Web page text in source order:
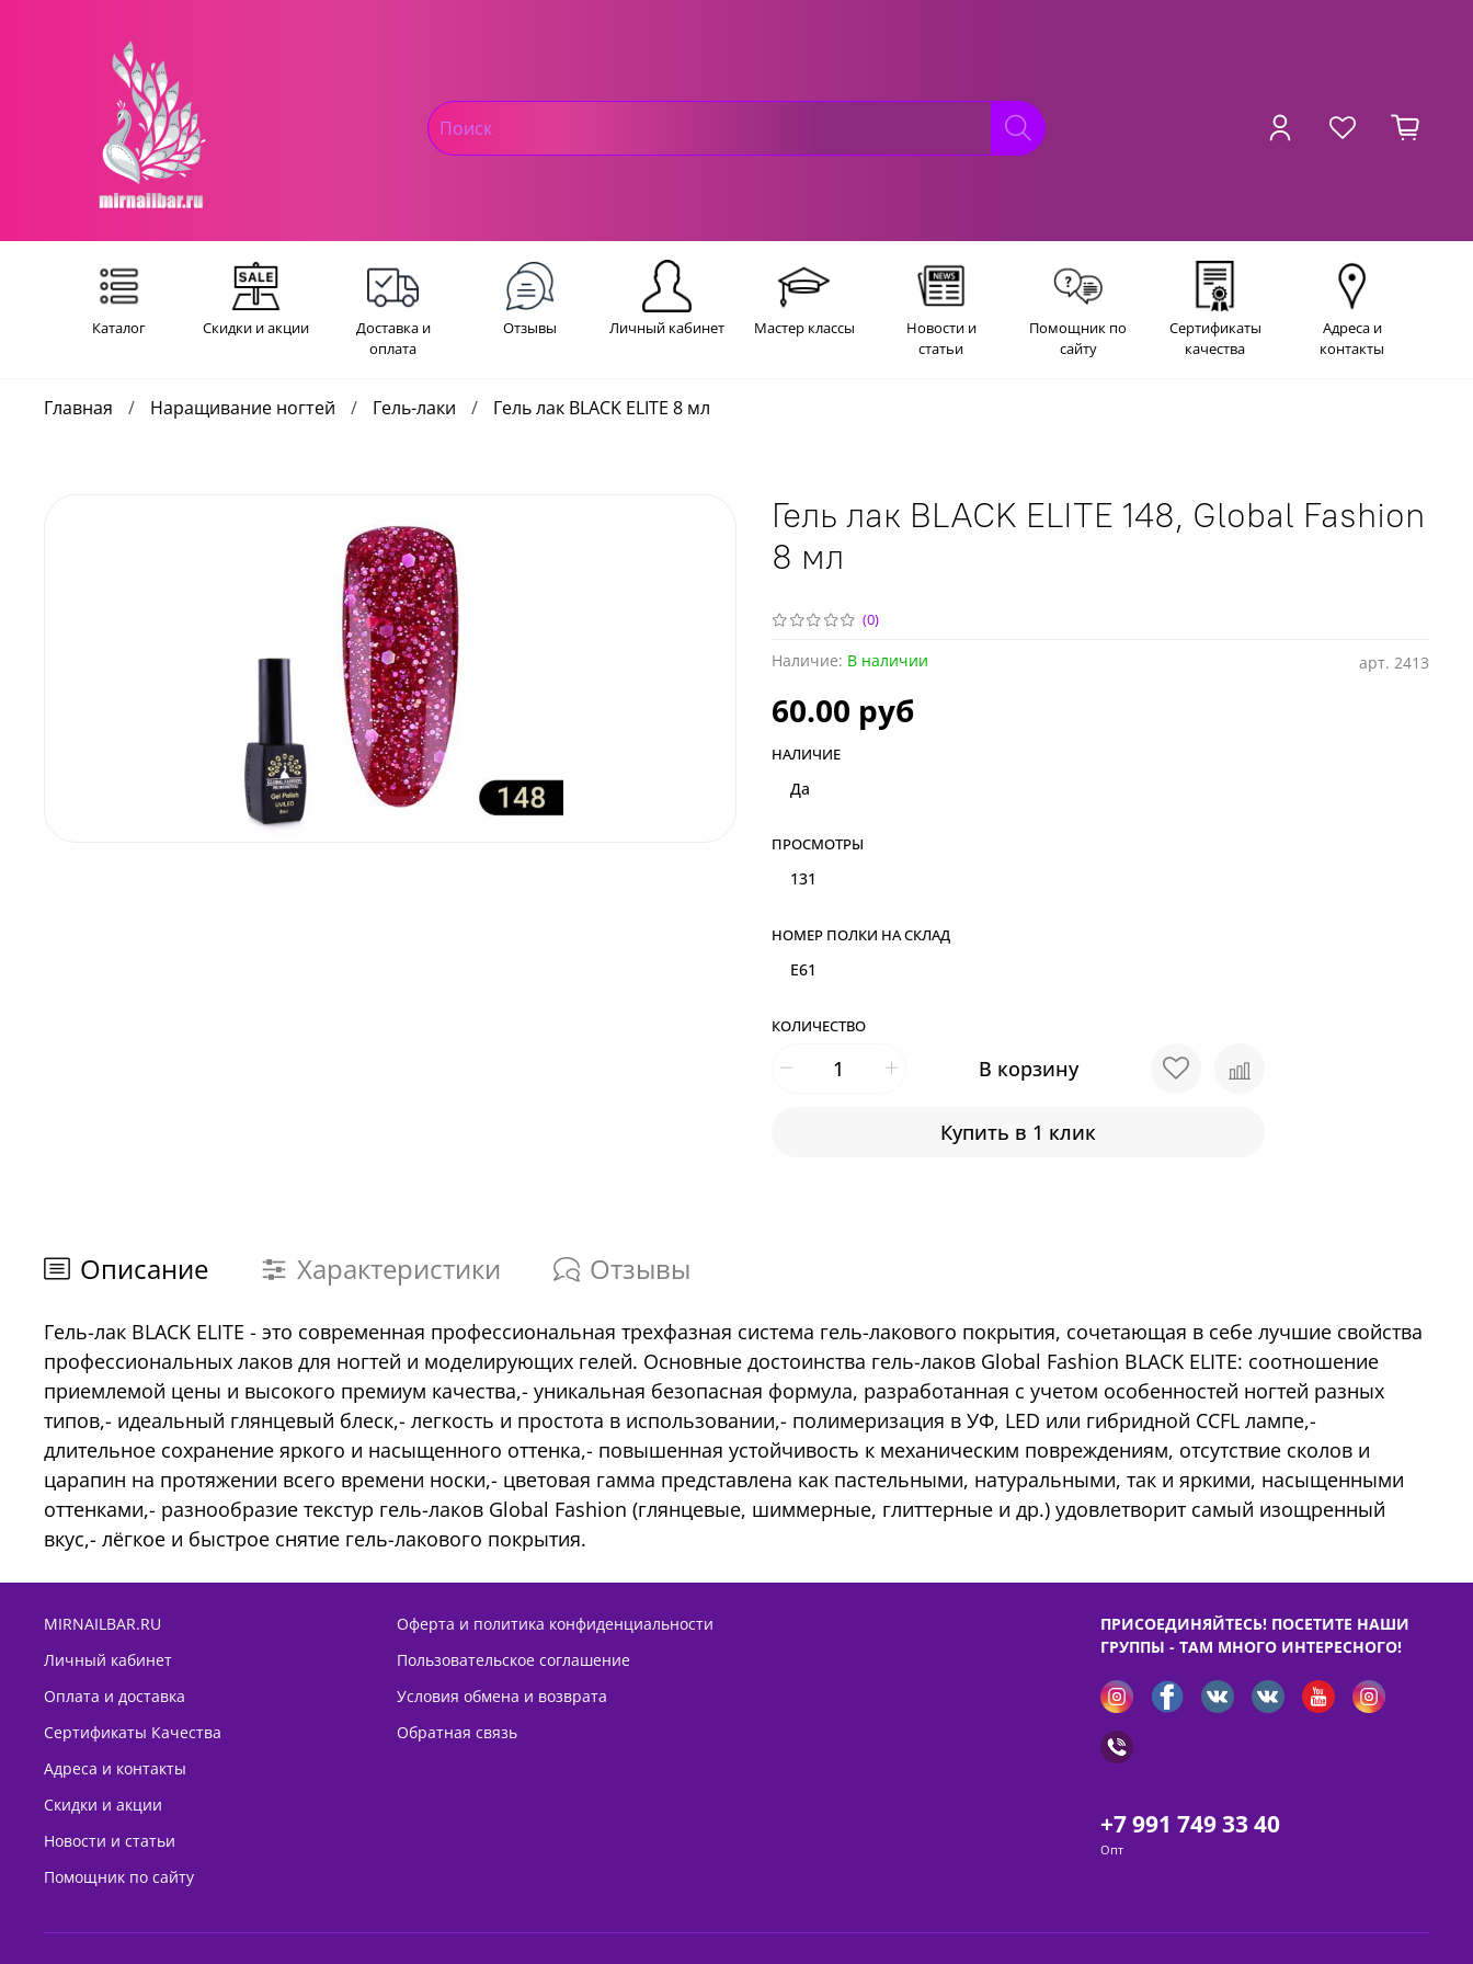
Каталог Скидки и акции
Доставка и
оплата
Отзывы Личный кабинет Мастер классы
Новости и
статьи
Помощник по
сайту
Сертификаты
качества
Адреса и
контакты
Главная Наращивание ногтей Гель-лаки Гель лак BLACK ELITE 8 мл
(0)
арт. 2413
Наличие: В наличии
Гель лак BLACK ELITE 148, Global Fashion
8 мл
60.00 руб
КОЛИЧЕСТВО
В корзину
Купить в 1 клик
НАЛИЧИЕ
Да
ПРОСМОТРЫ
131
НОМЕР ПОЛКИ НА СКЛАД
Е61
Описание Характеристики Отзывы
Гель-лак BLACK ELITE - это современная профессиональная трехфазная система гель-лакового покрытия, сочетающая в себе лучшие свойства
профессиональных лаков для ногтей и моделирующих гелей. Основные достоинства гель-лаков Global Fashion BLACK ELITE: соотношение
приемлемой цены и высокого премиум качества,- уникальная безопасная формула, разработанная с учетом особенностей ногтей разных
типов,- идеальный глянцевый блеск,- легкость и простота в использовании,- полимеризация в УФ, LED или гибридной CCFL лампе,-
длительное сохранение яркого и насыщенного оттенка,- повышенная устойчивость к механическим повреждениям, отсутствие сколов и
царапин на протяжении всего времени носки,- цветовая гамма представлена как пастельными, натуральными, так и яркими, насыщенными
оттенками,- разнообразие текстур гель-лаков Global Fashion (глянцевые, шиммерные, глиттерные и др.) удовлетворит самый изощренный
вкус,- лёгкое и быстрое снятие гель-лакового покрытия.
MIRNAILBAR.RU
Личный кабинет
Оплата и доставка
Сертификаты Качества
Адреса и контакты
Скидки и акции
Новости и статьи
Помощник по сайту
Оферта и политика конфиденциальности
Пользовательское соглашение
Условия обмена и возврата
Обратная связь
ПРИСОЕДИНЯЙТЕСЬ! ПОСЕТИТЕ НАШИ
ГРУППЫ - ТАМ МНОГО ИНТЕРЕСНОГО!
+7 991 749 33 40
Опт